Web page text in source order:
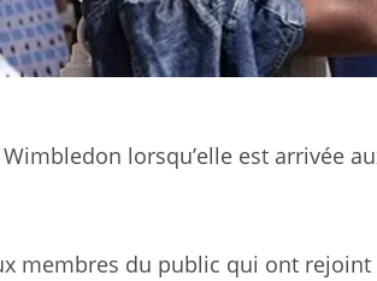
lorsqu’elle est arrivée
membres du public qui ont rejoint